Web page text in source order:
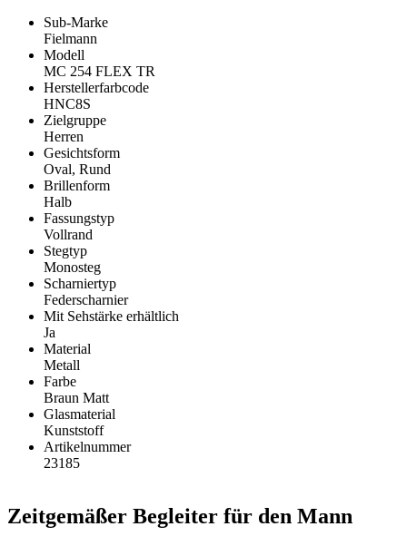
Sub-Marke
Fielmann
Modell
MC 254 FLEX TR
Herstellerfarbcode
HNC8S
Zielgruppe
Herren
Gesichtsform
Oval, Rund
Brillenform
Halb
Fassungstyp
Vollrand
Stegtyp
Monosteg
Scharniertyp
Federscharnier
Mit Sehstärke erhältlich
Ja
Material
Metall
Farbe
Braun Matt
Glasmaterial
Kunststoff
Artikelnummer
23185
Zeitgemäßer Begleiter für den Mann